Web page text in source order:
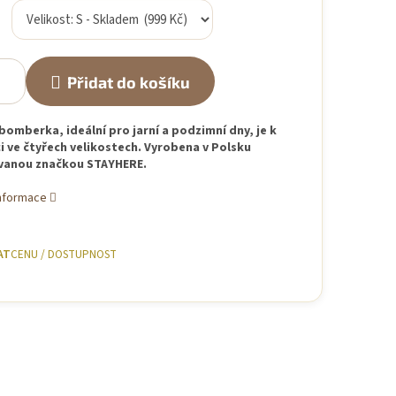
Přidat do košíku
ideální pro jarní a podzimní dny, je k
ve čtyřech velikostech. Vyrobena v Polsku
značkou STAYHERE.